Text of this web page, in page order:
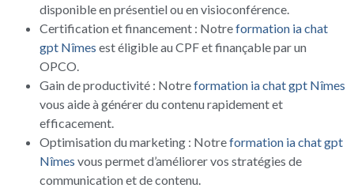
disponible en présentiel ou en visioconférence.
Certification et financement : Notreformation ia chat
gpt Nîmes est éligible au CPF et finançable par un
OPCO.
Gain de productivité : Notreformation ia chat gpt Nîmes
vous aide à générer du contenu rapidement et
efficacement.
Optimisation du marketing : Notreformation ia chat gpt
Nîmes vous permet d’améliorer vos stratégies de
communication et de contenu.